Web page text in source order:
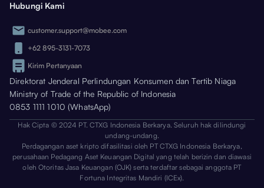
Hubungi Kami
customer.support@mobee.com
+62 895-3131-7073
Kirim Pertanyaan
Direktorat Jenderal Perlindungan Konsumen dan Tertib Niaga
Ministry of Trade of the Republic of Indonesia
0853 1111 1010 (WhatsApp)
Hak Cipta © 2024 PT. CTXG Indonesia Berkarya. Seluruh hak dilindungi
undang-undang.
Perdagangan aset kripto difasilitasi oleh PT CTXG Indonesia Berkarya,
perusahaan Pedagang Aset Keuangan Digital yang telah berizin dan diawasi
oleh Otoritas Jasa Keuangan (OJK) serta terdaftar sebagai anggota PT
Fortuna Integritas Mandiri (ICEx).